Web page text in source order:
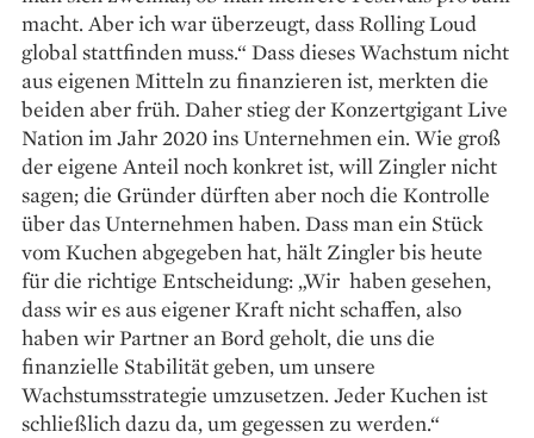
macht. Aber ich war überzeugt, dass Rolling Loud
global stattfinden muss.“ Dass dieses Wachstum nicht
aus eigenen Mitteln zu finanzieren ist, merkten die
beiden aber früh. Daher stieg der Konzertgigant Live
Nation im Jahr 2020 ins Unternehmen ein. Wie groß
der eigene Anteil noch konkret ist, will Zingler nicht
sagen; die Gründer dürften aber noch die Kontrolle
über das Unternehmen haben. Dass man ein Stück
vom Kuchen abgegeben hat, hält Zingler bis heute
für die richtige Entscheidung: „Wir haben gesehen,
dass wir es aus eigener Kraft nicht schaffen, also
haben wir Partner an Bord geholt, die uns die
finanzielle Stabilität geben, um unsere
Wachstumsstrategie umzusetzen. Jeder Kuchen ist
schließlich dazu da, um gegessen zu werden.“